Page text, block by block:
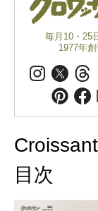
毎月10・25
1977年創
目次